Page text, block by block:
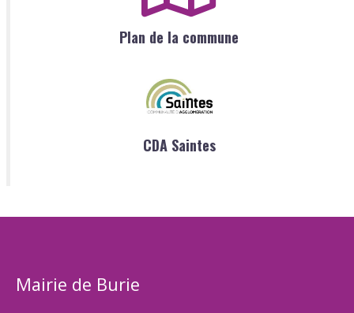
Plan de la commune
CDA Saintes
Mairie de Burie